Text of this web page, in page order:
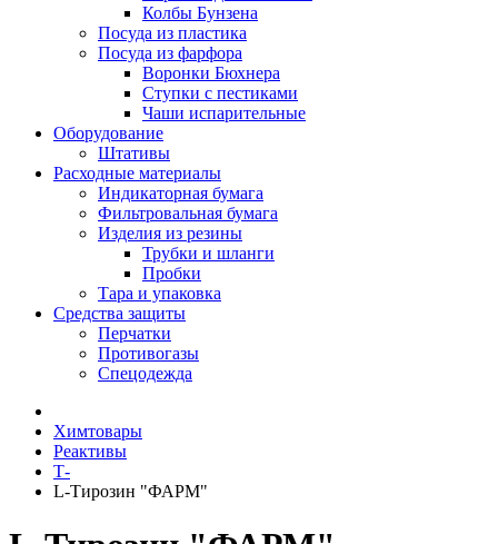
Колбы Бунзена
Посуда из пластика
Посуда из фарфора
Воронки Бюхнера
Ступки с пестиками
Чаши испарительные
Оборудование
Штативы
Расходные материалы
Индикаторная бумага
Фильтровальная бумага
Изделия из резины
Трубки и шланги
Пробки
Тара и упаковка
Средства защиты
Перчатки
Противогазы
Спецодежда
Химтовары
Реактивы
Т-
L-Тирозин "ФАРМ"